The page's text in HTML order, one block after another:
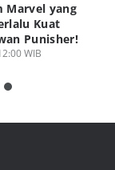
Marvel yang
Kuat
Punisher!
WIB